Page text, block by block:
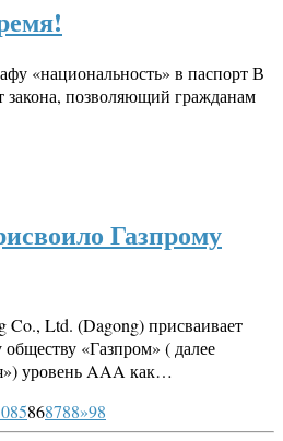
«национальность» в паспорт В
закона, позволяющий гражданам
Газпрому
Co., Ltd. (Dagong) присваивает
«Газпром» ( далее
уровень AAA как…
85868788»98